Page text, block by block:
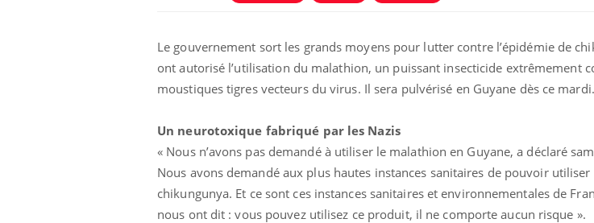
Le gouvernement sort les grands moyens pour lutter contre l’épidémie de
ont autorisé l’utilisation du malathion, un puissant insecticide extrêmement
moustiques tigres vecteurs du virus. Il sera pulvérisé en Guyane dès ce mardi.
Un neurotoxique fabriqué par les Nazis
« Nous n’avons pas demandé à utiliser le malathion en Guyane, a déclaré
Nous avons demandé aux plus hautes instances sanitaires de pouvoir
chikungunya. Et ce sont ces instances sanitaires et environnementales de
nous ont dit : vous pouvez utilisez ce produit, il ne comporte aucun risque ».